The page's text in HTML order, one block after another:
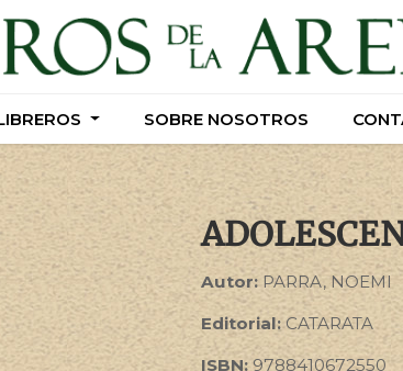
SOBRE NOSOTROS
SOBRE NOSOTROS
Autor: PARRA, NOEMI
Editorial:CATARATA
ISBN: 9788410672550